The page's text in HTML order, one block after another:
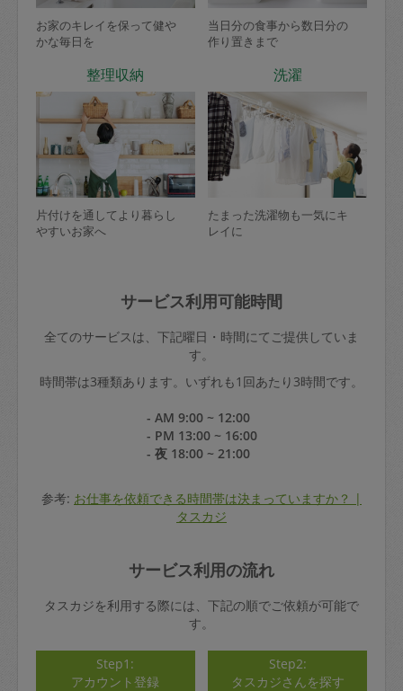
お家のキレイを保って健や
かな毎日を
当日分の食事から数日分の
作り置きまで
整理収納
片付けを通してより暮らし
やすいお家へ
洗濯
たまった洗濯物も一気にキ
レイに
サービス利用可能時間
全てのサービスは、下記曜日・時間にてご提供していま
す。
時間帯は3種類あります。いずれも1回あたり3時間です。
- AM 9:00 ~ 12:00
- PM 13:00 ~ 16:00
- 夜 18:00 ~ 21:00
参考: お仕事を依頼できる時間帯は決まっていますか？ |
タスカジ
サービス利用の流れ
タスカジを利用する際には、下記の順でご依頼が可能で
す。
Step1:
アカウント登録
Step2:
タスカジさんを探す